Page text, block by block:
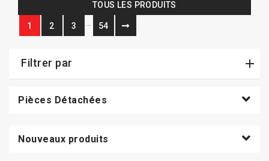
TOUS LES PRODUITS
1 2 3 54
Filtrer par
Pièces Détachées
Nouveaux produits